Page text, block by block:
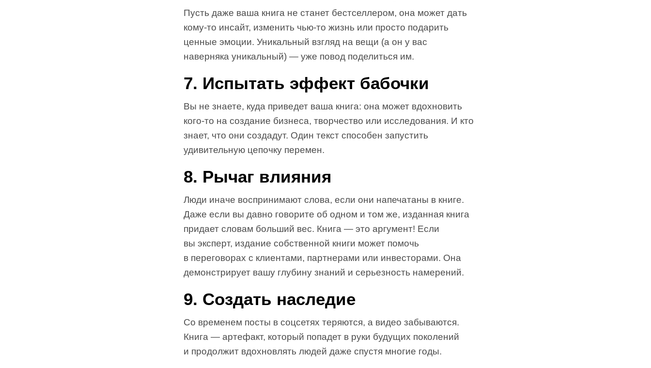
Пусть даже ваша книга не станет бестселлером, она может дать
кому-то инсайт, изменить чью-то жизнь или просто подарить
ценные эмоции. Уникальный взгляд на вещи (а он у вас
наверняка уникальный) — уже повод поделиться им.
7. Испытать эффект бабочки
Вы не знаете, куда приведет ваша книга: она может вдохновить
кого-то на создание бизнеса, творчество или исследования. И кто
знает, что они создадут. Один текст способен запустить
удивительную цепочку перемен.
8. Рычаг влияния
Люди иначе воспринимают слова, если они напечатаны в книге.
Даже если вы давно говорите об одном и том же, изданная книга
придает словам больший вес. Книга — это аргумент! Если
вы эксперт, издание собственной книги может помочь
в переговорах с клиентами, партнерами или инвесторами. Она
демонстрирует вашу глубину знаний и серьезность намерений.
9. Создать наследие
Со временем посты в соцсетях теряются, а видео забываются.
Книга — артефакт, который попадет в руки будущих поколений
и продолжит вдохновлять людей даже спустя многие годы.